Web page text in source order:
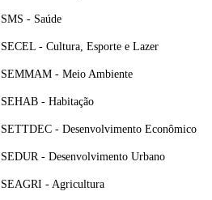
SMS - Saúde
SECEL - Cultura, Esporte e Lazer
SEMMAM - Meio Ambiente
SEHAB - Habitação
SETTDEC - Desenvolvimento Econômico
SEDUR - Desenvolvimento Urbano
SEAGRI - Agricultura